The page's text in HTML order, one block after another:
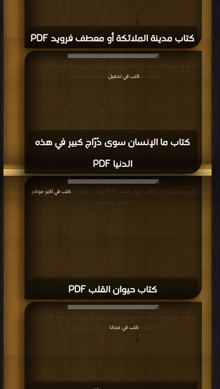
كتاب مدينة الملائكة أو معطف فرويد PDF
كتاب ما الإنسان سوى دُرّاج كبير في هذه
الدنيا PDF
قراءة و تحميل كتاب كتاب ما الإنسان سوى دُرّاج كبير في هذه الدنيا PDF مجانا |
مكتبة > كتب في تحميل | التحميل : مرة/مرات
كتاب حيوان القلب PDF
قراءة و تحميل كتاب كتاب حيوان القلب PDF مجانا | مكتبة > كتب في اكبر موقع
التحميل : مرة/مرات
قراءة و تحميل كتاب كتاب ما الإنسان سوى دُرّاج كبير في هذه الدنيا PDF مجانا |
مكتبة >كتب في مجانا | التحميل : مرة/مرات